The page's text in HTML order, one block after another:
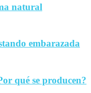
natural
embarazada
qué se producen?